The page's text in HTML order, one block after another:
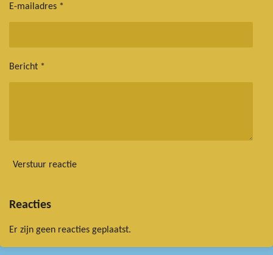
E-mailadres *
Bericht *
Verstuur reactie
Reacties
Er zijn geen reacties geplaatst.